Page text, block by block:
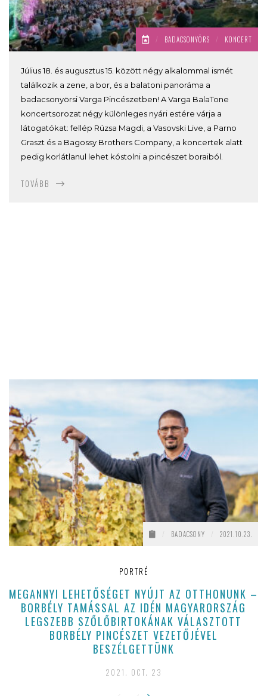
/ BADACSONYÖRS / KONCERT
Július 18. és augusztus 15. között négy alkalommal ismét
találkozik a zene, a bor, és a balatoni panoráma a
badacsonyörsi Varga Pincészetben! A Varga BalaTone
koncertsorozat négy különleges nyári estére várja a
látogatókat: fellép Rúzsa Magdi, a Vasovski Live, a Parno
Graszt és a Bagossy Brothers Company, a koncertek alatt
pedig korlátlanul lehet kóstolni a pincészet boraiból.
TOVÁBB
BADACSONY 2021.10.23.
PORTRÉ
MEGANNYI LEHETŐSÉGET NYÚJT AZ OTTHONUNK –
BORBÉLY TAMÁSSAL AZ IDÉN MAGYARORSZÁG
LEGSZEBB SZŐLŐBIRTOKÁNAK VÁLASZTOTT
BORBÉLY PINCÉSZET VEZETŐJÉVEL
BESZÉLGETTÜNK
2021. OCT. 23